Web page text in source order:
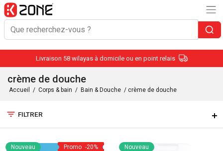
Livraison 58 wilayas à domicile ou en point relais
crème de douche
Accueil / Corps & bain / Bain & Douche / crème de douche
filter_list FILTRER
Promo -20%
Nouveau Nouveau